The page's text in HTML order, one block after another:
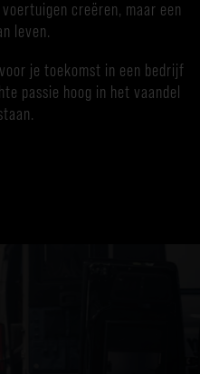
creëren, maar een
leven.
je toekomst in een bedrijf
passie hoog in het vaandel